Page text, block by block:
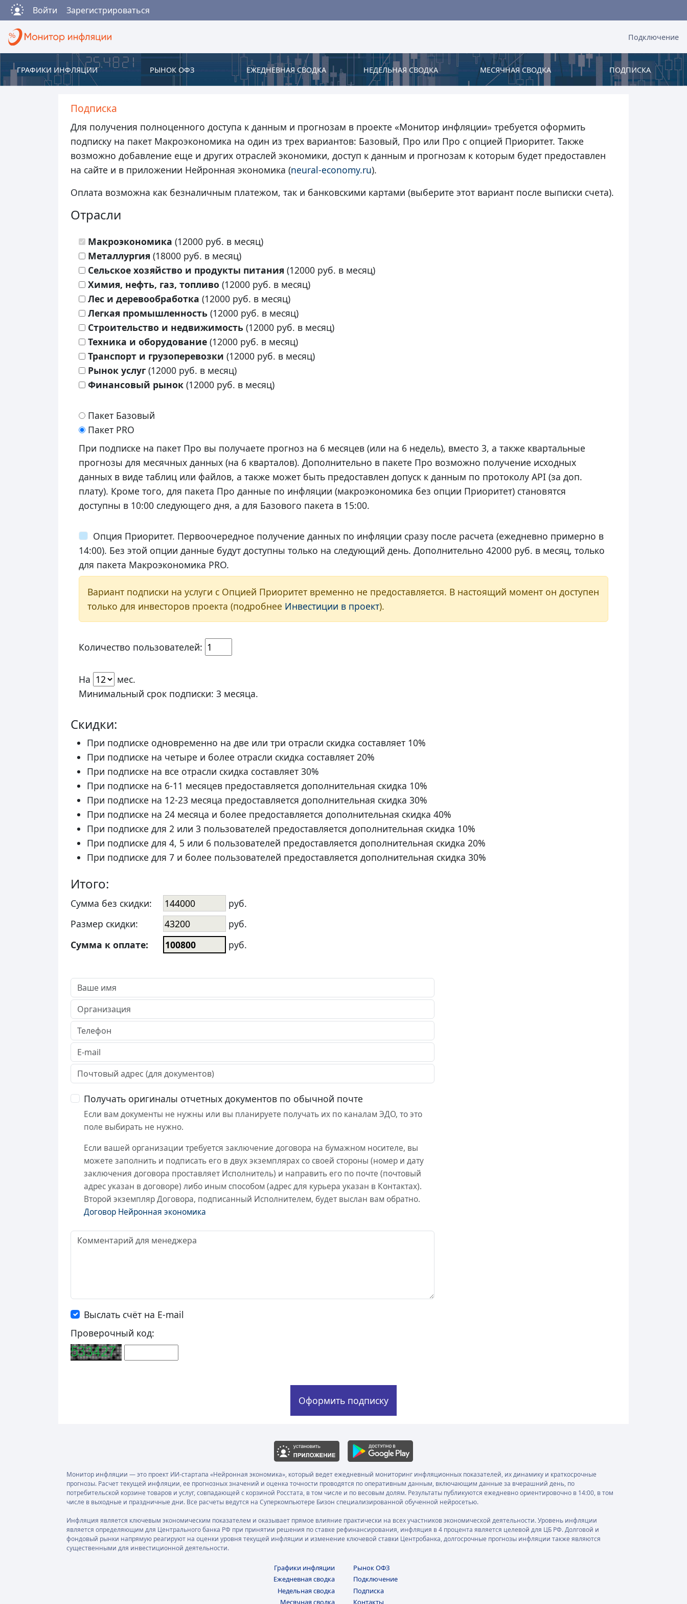
Войти Зарегистрироваться
Подключение
ГРАФИКИ ИНФЛЯЦИИ РЫНОК ОФЗ ПОДПИСКА
ЕЖЕДНЕВНАЯ СВОДКА НЕДЕЛЬНАЯ СВОДКА МЕСЯЧНАЯ СВОДКА
Подписка
Для получения полноценного доступа к данным и прогнозам в проекте «Монитор инфляции» требуется оформить
подписку на пакет Макроэкономика на один из трех вариантов: Базовый, Про или Про с опцией Приоритет. Также
возможно добавление еще и других отраслей экономики, доступ к данным и прогнозам к которым будет предоставлен
на сайте и в приложении Нейронная экономика (neural-economy.ru).
Оплата возможна как безналичным платежом, так и банковскими картами (выберите этот вариант после выписки счета).
Отрасли
Макроэкономика (12000 руб. в месяц)
Металлургия (18000 руб. в месяц)
Сельское хозяйство и продукты питания (12000 руб. в месяц)
Химия, нефть, газ, топливо (12000 руб. в месяц)
Лес и деревообработка (12000 руб. в месяц)
Легкая промышленность (12000 руб. в месяц)
Строительство и недвижимость (12000 руб. в месяц)
Техника и оборудование (12000 руб. в месяц)
Транспорт и грузоперевозки (12000 руб. в месяц)
Рынок услуг (12000 руб. в месяц)
Финансовый рынок (12000 руб. в месяц)
Пакет Базовый
Пакет PRO
При подписке на пакет Про вы получаете прогноз на 6 месяцев (или на 6 недель), вместо 3, а также квартальные
прогнозы для месячных данных (на 6 кварталов). Дополнительно в пакете Про возможно получение исходных
данных в виде таблиц или файлов, а также может быть предоставлен допуск к данным по протоколу API (за доп.
плату). Кроме того, для пакета Про данные по инфляции (макроэкономика без опции Приоритет) становятся
доступны в 10:00 следующего дня, а для Базового пакета в 15:00.
Опция Приоритет. Первоочередное получение данных по инфляции сразу после расчета (ежедневно примерно в
14:00). Без этой опции данные будут доступны только на следующий день. Дополнительно 42000 руб. в месяц, только
для пакета Макроэкономика PRO.
Вариант подписки на услуги с Опцией Приоритет временно не предоставляется. В настоящий момент он доступен
только для инвесторов проекта (подробнее Инвестиции в проект).
Количество пользователей:
На
мес.
Минимальный срок подписки: 3 месяца.
Скидки:
При подписке одновременно на две или три отрасли скидка составляет 10%
При подписке на четыре и более отрасли скидка составляет 20%
При подписке на все отрасли скидка составляет 30%
При подписке на 6-11 месяцев предоставляется дополнительная скидка 10%
При подписке на 12-23 месяца предоставляется дополнительная скидка 30%
При подписке на 24 месяца и более предоставляется дополнительная скидка 40%
При подписке для 2 или 3 пользователей предоставляется дополнительная скидка 10%
При подписке для 4, 5 или 6 пользователей предоставляется дополнительная скидка 20%
При подписке для 7 и более пользователей предоставляется дополнительная скидка 30%
Итого:
Сумма без скидки:
руб.
Размер скидки:
руб.
Сумма к оплате:
руб.
Получать оригиналы отчетных документов по обычной почте
Если вам документы не нужны или вы планируете получать их по каналам ЭДО, то это
поле выбирать не нужно.
Если вашей организации требуется заключение договора на бумажном носителе, вы
можете заполнить и подписать его в двух экземплярах со своей стороны (номер и дату
заключения договора проставляет Исполнитель) и направить его по почте (почтовый
адрес указан в договоре) либо иным способом (адрес для курьера указан в Контактах).
Второй экземпляр Договора, подписанный Исполнителем, будет выслан вам обратно.
Договор Нейронная экономика
Выслать счёт на E-mail
Проверочный код:
Монитор инфляции — это проект ИИ-стартапа «Нейронная экономика», который ведет ежедневный мониторинг инфляционных показателей, их динамику и краткосрочные
прогнозы. Расчет текущей инфляции, ее прогнозных значений и оценка точности проводятся по оперативным данным, включающим данные за вчерашний день, по
потребительской корзине товаров и услуг, совпадающей с корзиной Росстата, в том числе и по весовым долям. Результаты публикуются ежедневно ориентировочно в 14:00, в том
числе в выходные и праздничные дни. Все расчеты ведутся на Суперкомпьютере Бизон специализированной обученной нейросетью.
Инфляция является ключевым экономическим показателем и оказывает прямое влияние практически на всех участников экономической деятельности. Уровень инфляции
является определяющим для Центрального банка РФ при принятии решения по ставке рефинансирования, инфляция в 4 процента является целевой для ЦБ РФ. Долговой и
фондовый рынки напрямую реагируют на оценки уровня текущей инфляции и изменение ключевой ставки Центробанка, долгосрочные прогнозы инфляции также являются
существенными для инвестиционной деятельности.
Графики инфляции
Ежедневная сводка
Недельная сводка
Месячная сводка
Рынок ОФЗ
Подключение
Подписка
Контакты